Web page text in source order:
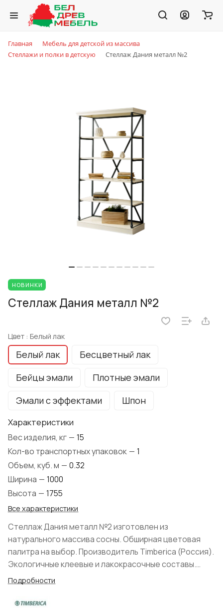
Главная
Мебель для детской из массива
Стеллажи и полки в детскую
Стеллаж Дания металл №2
НОВИНКИ
Стеллаж Дания металл №2
Цвет : Белый лак
Белый лак
Бесцветный лак
Бейцы эмали
Плотные эмали
Эмали с эффектами
Шпон
Характеристики
Вес изделия, кг — 15
Кол-во транспортных упаковок — 1
Объем, куб. м — 0.32
Ширина — 1000
Высота — 1755
Все характеристики
Стеллаж Дания металл №2 изготовлен из
натурального массива сосны. Обширная цветовая
палитра на выбор. Производитель Timberica (Россия).
Экологичные клеевые и лакокрасочные составы.
Форма поставки: в собранном виде.
Подробности